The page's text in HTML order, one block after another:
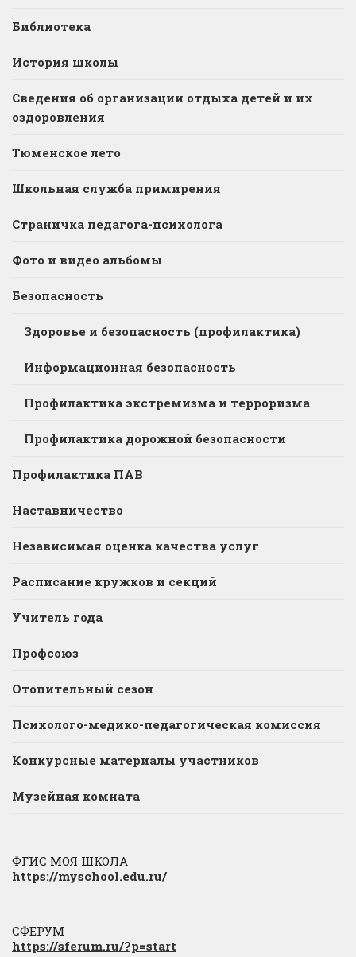
Библиотека
История школы
Сведения об организации отдыха детей и их
оздоровления
Тюменское лето
Школьная служба примирения
Страничка педагога-психолога
Фото и видео альбомы
Безопасность
Здоровье и безопасность (профилактика)
Информационная безопасность
Профилактика экстремизма и терроризма
Профилактика дорожной безопасности
Профилактика ПАВ
Наставничество
Независимая оценка качества услуг
Расписание кружков и секций
Учитель года
Профсоюз
Отопительный сезон
Психолого-медико-педагогическая комиссия
Конкурсные материалы участников
Музейная комната
ФГИС МОЯ ШКОЛА
https://myschool.edu.ru/
СФЕРУМ
https://sferum.ru/?p=start